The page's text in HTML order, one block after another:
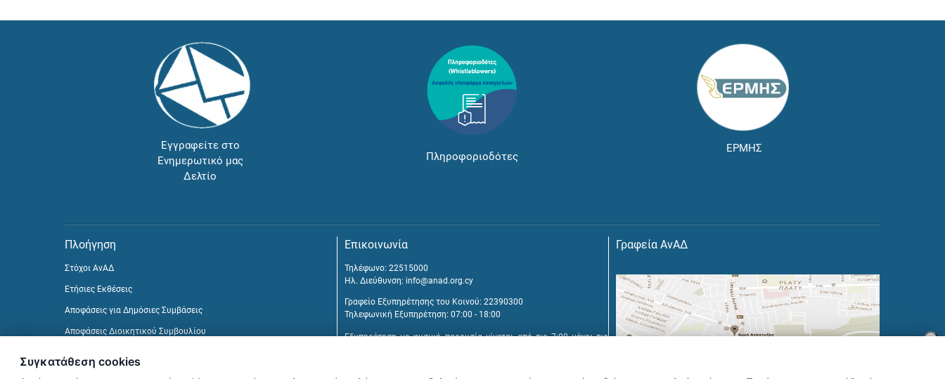
Εγγραφείτε στο
Ενημερωτικό μας
Δελτίο
Πληροφοριοδότες
ΕΡΜΗΣ
Πλοήγηση
Στόχοι ΑνΑΔ
Ετήσιες Εκθέσεις
Αποφάσεις για Δημόσιες Συμβάσεις
Αποφάσεις Διοικητικού Συμβουλίου
Επικοινωνία
Τηλέφωνο: 22515000
Ηλ. Διεύθυνση: info@anad.org.cy
Γραφείο Εξυπηρέτησης του Κοινού: 22390300
Τηλεφωνική Εξυπηρέτηση: 07:00 - 18:00
Εξυπηρέτηση με φυσική παρουσία γίνεται από τις 7:00 μέχρι τις
Γραφεία ΑνΑΔ
×
Συγκατάθεση cookies